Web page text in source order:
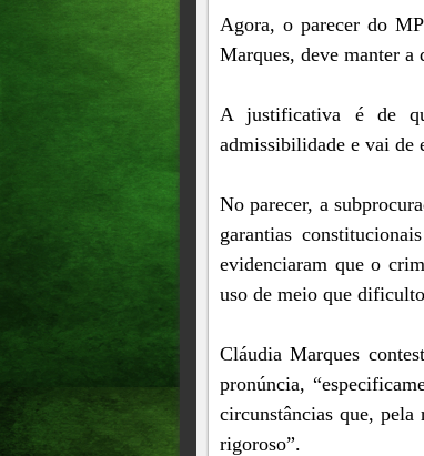
Agora, o parecer do
Marques, deve manter a
A justificativa é de
admissibilidade e vai de
No parecer, a
garantias
evidenciaram que o
uso de meio que
Cláudia Marques
pronúncia,
circunstâncias que,
rigoroso”.